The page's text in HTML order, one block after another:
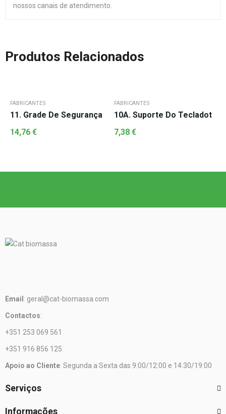
nossos canais de atendimento.
Produtos Relacionados
FABRICANTES
11. Grade De Segurança
14,76 €
FABRICANTES
10A. Suporte Do Tecladot
7,38 €
Email : geral@cat-biomassa.com
Contactos:
+351 253 069 561
+351 916 856 125
Apoio ao Cliente: Segunda a Sexta das 9:00/12:00 e 14:30/19:00
Serviços
Informações